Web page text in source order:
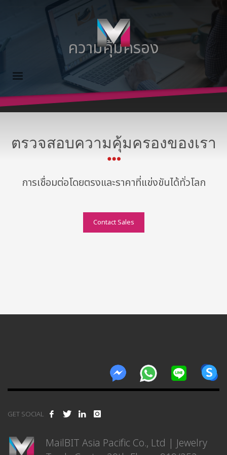
ความคุ้มครอง
ตรวจสอบความคุ้มครองของเรา
การเชื่อมต่อโดยตรงและราคาที่แข่งขันได้ทั่วโลก
Contact Sales
GET SOCIAL
MailBIT Asia Pacific Co., Ltd | Jewelry